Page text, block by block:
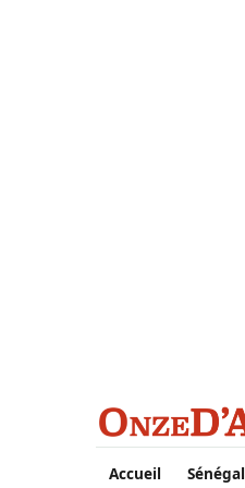
Aller au contenu principal
Accueil Sénégal